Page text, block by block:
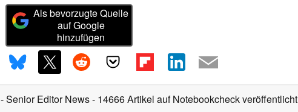
Als bevorzugte Quelle
auf Google
hinzufügen
- Senior Editor News- 14666 Artikel auf Notebookcheck veröffentlicht